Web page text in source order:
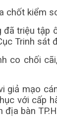
chốt kiểm
triệu tập
Trinh
co chối
giả mạo
với cấp
bàn